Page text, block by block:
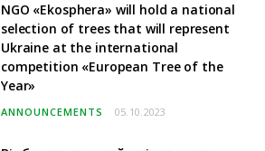
NGO «Ekosphera» will hold a national
selection of trees that will represent
Ukraine at the international
competition «European Tree of the
Year»
ANNOUNCEMENTS 05.10.2023